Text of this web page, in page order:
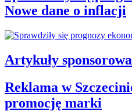
Nowe dane o inflacji
Artykuły
Reklama w
promocję marki